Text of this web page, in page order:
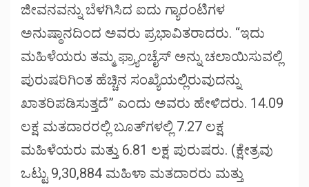
ಜೀವನವನ್ನು ಬೆಳಗಿಸಿದ ಐದು ಗ್ಯಾರಂಟಿಗಳ
ಅನುಷ್ಠಾನದಿಂದ ಅವರು ಪ್ರಭಾವಿತರಾದರು. “ಇದು
ಮಹಿಳೆಯರು ತಮ್ಮ ಫ್ರ್ಯಾಂಚೈಸ್ ಅನ್ನು ಚಲಾಯಿಸುವಲ್ಲಿ
ಪುರುಷರಿಗಿಂತ ಹೆಚ್ಚಿನ ಸಂಖ್ಯೆಯಲ್ಲಿರುವುದನ್ನು
ಖಾತರಿಪಡಿಸುತ್ತದೆ” ಎಂದು ಅವರು ಹೇಳಿದರು. 14.09
ಲಕ್ಷ ಮತದಾರರಲ್ಲಿ ಬೂತ್‌ಗಳಲ್ಲಿ 7.27 ಲಕ್ಷ
ಮಹಿಳೆಯರು ಮತ್ತು 6.81 ಲಕ್ಷ ಪುರುಷರು. (ಕ್ಷೇತ್ರವು
ಒಟ್ಟು 9,30,884 ಮಹಿಳಾ ಮತದಾರರು ಮತ್ತು